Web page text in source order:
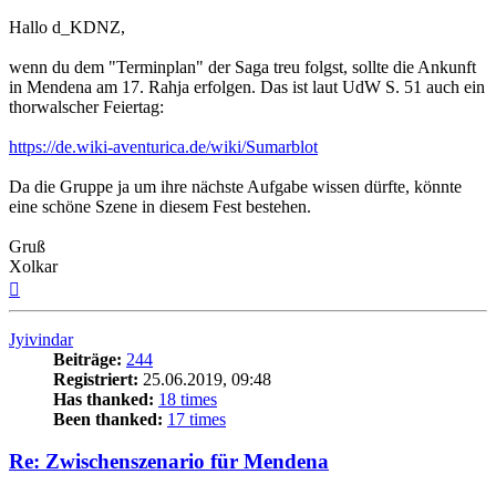
Hallo d_KDNZ,
wenn du dem "Terminplan" der Saga treu folgst, sollte die Ankunft
in Mendena am 17. Rahja erfolgen. Das ist laut UdW S. 51 auch ein
thorwalscher Feiertag:
https://de.wiki-aventurica.de/wiki/Sumarblot
Da die Gruppe ja um ihre nächste Aufgabe wissen dürfte, könnte
eine schöne Szene in diesem Fest bestehen.
Gruß
Xolkar
Jyivindar
Beiträge: 244
Registriert: 25.06.2019, 09:48
Has thanked: 18 times
Been thanked: 17 times
Re: Zwischenszenario für Mendena